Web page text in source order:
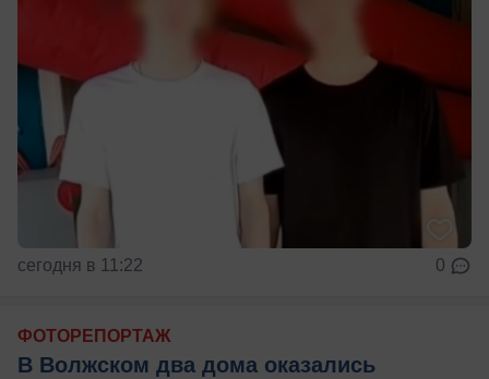
сегодня в 11:22 0
ФОТОРЕПОРТАЖ
В Волжском два дома оказались